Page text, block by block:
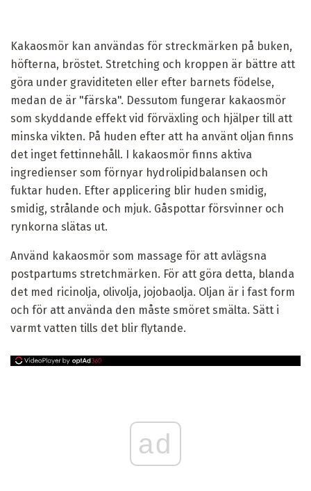
Kakaosmör kan användas för streckmärken på buken,
höfterna, bröstet. Stretching och kroppen är bättre att
göra under graviditeten eller efter barnets födelse,
medan de är "färska". Dessutom fungerar kakaosmör
som skyddande effekt vid förväxling och hjälper till att
minska vikten. På huden efter att ha använt oljan finns
det inget fettinnehåll. I kakaosmör finns aktiva
ingredienser som förnyar hydrolipidbalansen och
fuktar huden. Efter applicering blir huden smidig,
smidig, strålande och mjuk. Gåspottar försvinner och
rynkorna slätas ut.
Använd kakaosmör som massage för att avlägsna
postpartums stretchmärken. För att göra detta, blanda
det med ricinolja, olivolja, jojobaolja. Oljan är i fast form
och för att använda den måste smöret smälta. Sätt i
varmt vatten tills det blir flytande.
ad